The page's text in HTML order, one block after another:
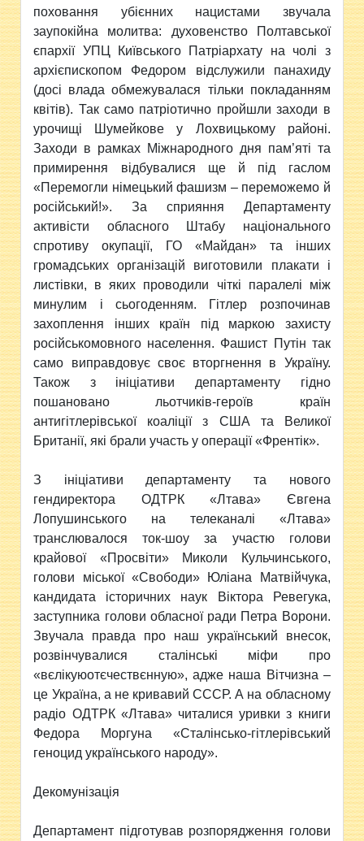
поховання убієнних нацистами звучала
заупокійна молитва: духовенство Полтавської
єпархії УПЦ Київського Патріархату на чолі з
архієпископом Федором відслужили панахиду
(досі влада обмежувалася тільки покладанням
квітів). Так само патріотично пройшли заходи в
урочищі Шумейкове у Лохвицькому районі.
Заходи в рамках Міжнародного дня пам’яті та
примирення відбувалися ще й під гаслом
«Перемогли німецький фашизм – переможемо й
російський!». За сприяння Департаменту
активісти обласного Штабу національного
спротиву окупації, ГО «Майдан» та інших
громадських організацій виготовили плакати і
листівки, в яких проводили чіткі паралелі між
минулим і сьогоденням. Гітлер розпочинав
захоплення інших країн під маркою захисту
російськомовного населення. Фашист Путін так
само виправдовує своє вторгнення в Україну.
Також з ініціативи департаменту гідно
пошановано льотчиків-героїв країн
антигітлерівської коаліції з США та Великої
Британії, які брали участь у операції «Френтік».
З ініціативи департаменту та нового
гендиректора ОДТРК «Лтава» Євгена
Лопушинського на телеканалі «Лтава»
транслювалося ток-шоу за участю голови
крайової «Просвіти» Миколи Кульчинського,
голови міської «Свободи» Юліана Матвійчука,
кандидата історичних наук Віктора Ревегука,
заступника голови обласної ради Петра Ворони.
Звучала правда про наш український внесок,
розвінчувалися сталінські міфи про
«вєлікуюотєчествєнную», адже наша Вітчизна –
це Україна, а не кривавий СССР. А на обласному
радіо ОДТРК «Лтава» читалися уривки з книги
Федора Моргуна «Сталінсько-гітлерівський
геноцид українського народу».
Декомунізація
Департамент підготував розпорядження голови